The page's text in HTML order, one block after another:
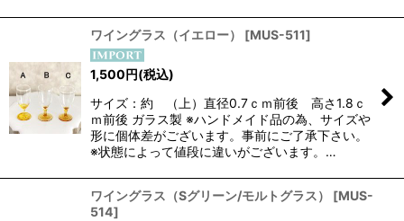
ワイングラス（イエロー） [MUS-511]
1,500円(税込)
サイズ：約 （上）直径0.7ｃｍ前後 高さ1.8ｃ
ｍ前後 ガラス製 ※ハンドメイド品の為、サイズや
形に個体差がございます。事前にご了承下さい。
※状態によって値段に違いがございます。…
ワイングラス（Sグリーン/モルトグラス） [MUS-
514]